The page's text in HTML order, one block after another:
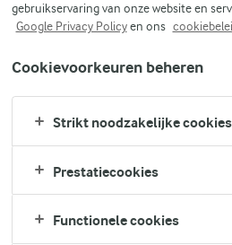
je
en
ze
je
ze
vis
gebruikservaring van onze website en
Google Privacy Policyen ons
Cookievoorkeuren beheren
Strikt noodzakelijke cookies
Prestatiecookies
Functionele cookies